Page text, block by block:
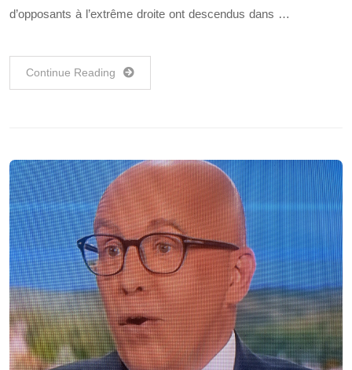
d’opposants à l’extrême droite ont descendus dans …
Continue Reading